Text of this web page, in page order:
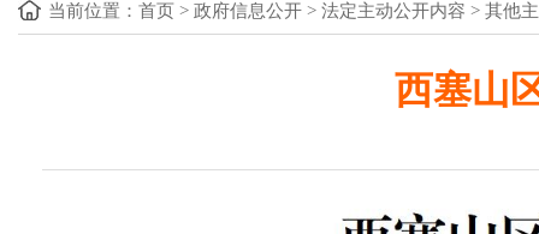
当前位置： 首页 > 政府信息公开 > 法定主动公开内容 > 其他
西塞山